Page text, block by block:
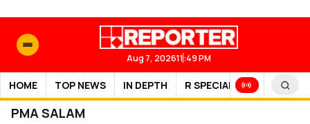
Aug 7, 202611:49 PM
HOME TOP NEWS IN DEPTH R SPECIAL SPORTS
PMA SALAM